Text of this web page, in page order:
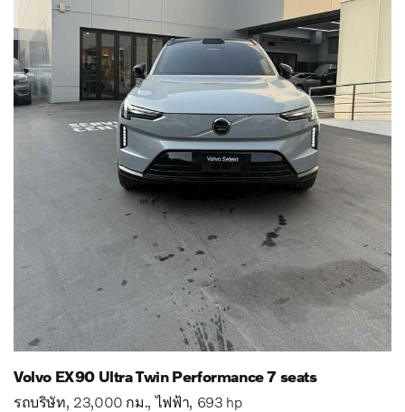
Volvo EX90 Ultra Twin Performance 7 seats
รถบริษัท 23,000 กม. ไฟฟ้า 693 hp